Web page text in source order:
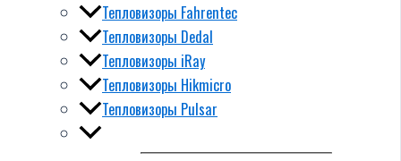
Тепловизоры Fahrentec
Тепловизоры Dedal
Тепловизоры iRay
Тепловизоры Hikmicro
Тепловизоры Pulsar